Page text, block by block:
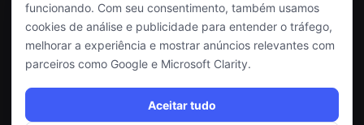
funcionando. Com seu consentimento, também usamos
cookies de análise e publicidade para entender o tráfego,
melhorar a experiência e mostrar anúncios relevantes com
parceiros como Google e Microsoft Clarity.
Aceitar tudo